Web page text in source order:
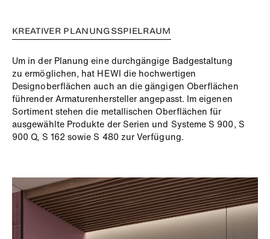
KREATIVER PLANUNGSSPIELRAUM
Um in der Planung eine durchgängige Badgestaltung
zu ermöglichen, hat HEWI die hochwertigen
Designoberflächen auch an die gängigen Oberflächen
führender Armaturenherstellerangepasst. Im eigenen
Sortiment stehen die metallischen Oberflächen für
ausgewählte Produkte der Serien und Systeme S 900, S
900 Q, S 162 sowie S 480 zurVerfügung.